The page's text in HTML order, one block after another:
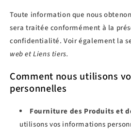
Toute information que nous
sera traitée conformément à la
confidentialité. Voir également la
web et Liens tiers.
Comment nous utilisons
personnelles
Fourniture des Produits et
utilisons vos informations